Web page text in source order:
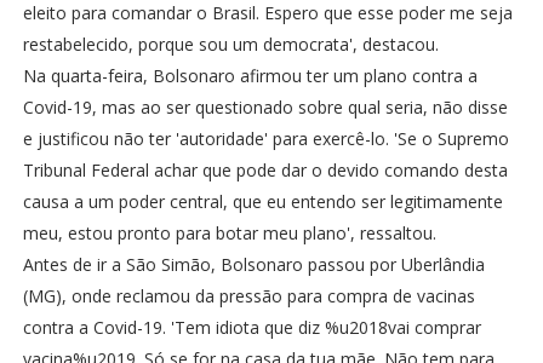
eleito para comandar o Brasil. Espero que esse poder me seja
restabelecido, porque sou um democrata', destacou.
Na quarta-feira, Bolsonaro afirmou ter um plano contra a
Covid-19, mas ao ser questionado sobre qual seria, não disse
e justificou não ter 'autoridade' para exercê-lo. 'Se o Supremo
Tribunal Federal achar que pode dar o devido comando desta
causa a um poder central, que eu entendo ser legitimamente
meu, estou pronto para botar meu plano', ressaltou.
Antes de ir a São Simão, Bolsonaro passou por Uberlândia
(MG), onde reclamou da pressão para compra de vacinas
contra a Covid-19. 'Tem idiota que diz %u2018vai comprar